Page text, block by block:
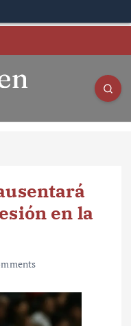
en la